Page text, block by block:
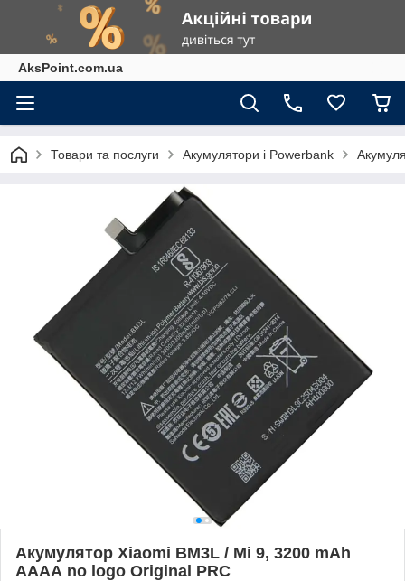
AksPoint.com.ua
Товари та послуги Акумулятори і Powerbank
Акумулятор Xiaomi BM3L / Mi 9, 3200 mAh
АААА no logo Original PRC